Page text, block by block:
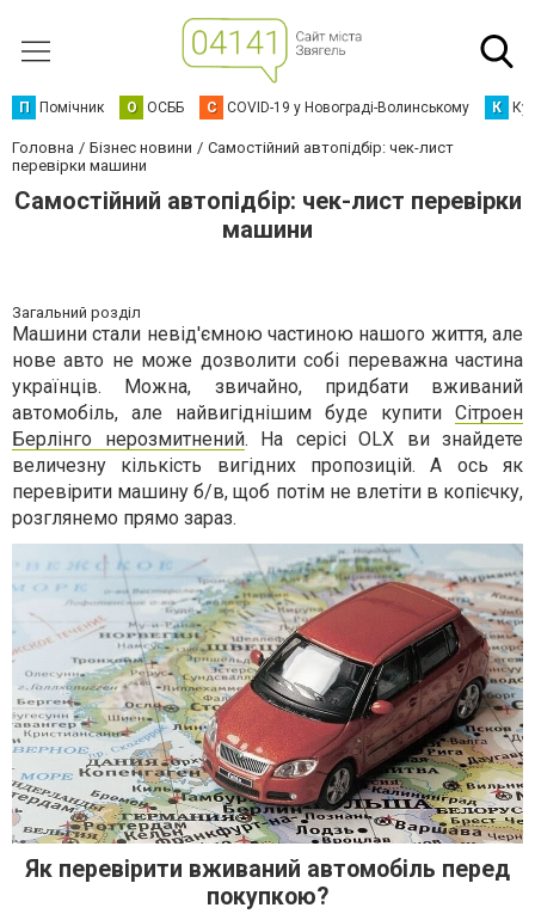
П Помічник О ОСББ C COVID-19 у Новограді-Волинському К
Головна Бізнес новини
Самостійний автопідбір: чек-лист
перевірки машини
Самостійний автопідбір: чек-лист перевірки
машини
Загальний розділ
Машини стали невід'ємною частиною нашого життя, але
нове авто не може дозволити собі переважна частина
українців. Можна, звичайно, придбати вживаний
автомобіль, але найвигіднішим буде купити Сітроен
Берлінго нерозмитнений. На серісі OLX ви знайдете
величезну кількість вигідних пропозицій. А ось як
перевірити машину б/в, щоб потім не влетіти в копієчку,
розглянемо прямо зараз.
Як перевірити вживаний автомобіль перед
покупкою?